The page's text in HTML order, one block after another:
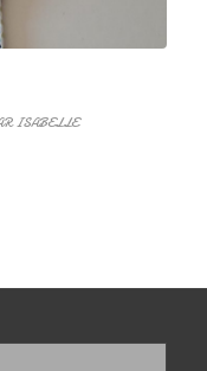
ISABELLE